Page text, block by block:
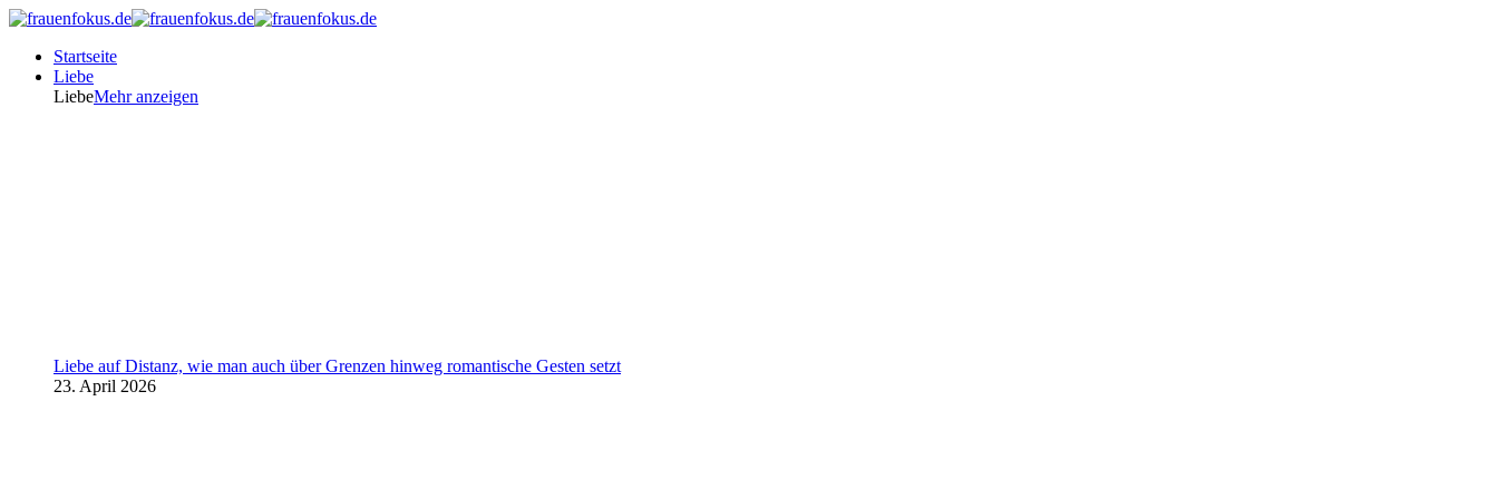
Startseite
Liebe
LiebeMehr anzeigen
Liebe auf Distanz, wie man auch über Grenzen hinweg romantische Gesten setzt
23. April 2026